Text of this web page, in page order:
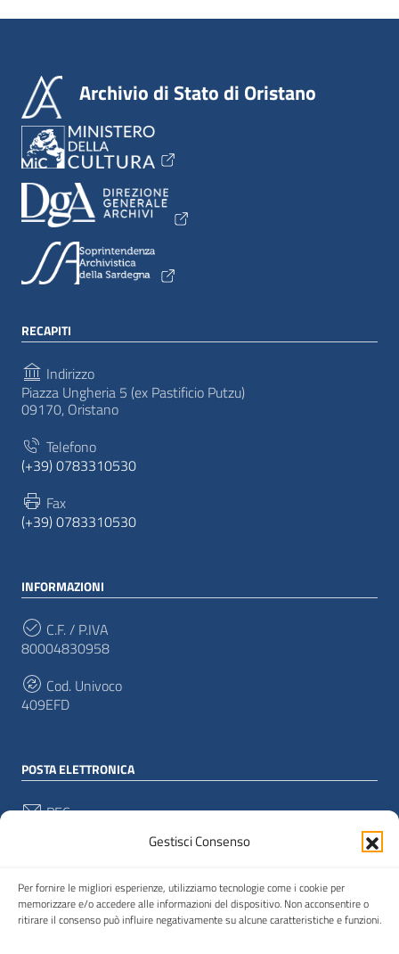
Gestisci Consenso
Per fornire le migliori esperienze, utilizziamo tecnologie come i cookie per
memorizzare e/o accedere alle informazioni del dispositivo. Non acconsentire o
ritirare il consenso può influire negativamente su alcune caratteristiche e funzioni.
Archivio di Stato di Oristano
RECAPITI
Indirizzo
Piazza Ungheria 5 (ex Pastificio Putzu)
09170, Oristano
Telefono
(+39) 0783310530
Fax
(+39) 0783310530
INFORMAZIONI
C.F. / P.IVA
80004830958
Cod. Univoco
409EFD
POSTA ELETTRONICA
PEC
as-or@pec.cultura.gov.it
as-or@cultura.gov.it